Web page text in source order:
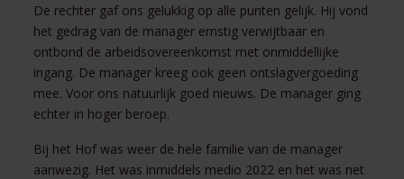
De rechter gaf ons gelukkig op alle punten gelijk. Hij vond
het gedrag van de manager ernstig verwijtbaar en
ontbond de arbeidsovereenkomst met onmiddellijke
ingang. De manager kreeg ook geen ontslagvergoeding
mee. Voor ons natuurlijk goed nieuws. De manager ging
echter in hoger beroep.
Bij het Hof was weer de hele familie van de manager
aanwezig. Het was inmiddels medio 2022 en het was net